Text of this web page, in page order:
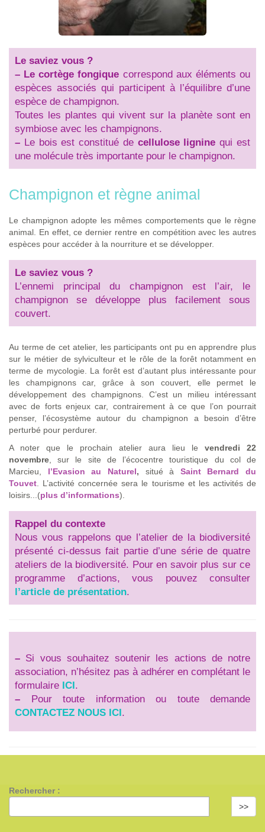
Le saviez vous ?
– Le cortège fongique correspond aux éléments ou
espèces associés qui participent à l’équilibre d’une
espèce de champignon.
Toutes les plantes qui vivent sur la planète sont en
symbiose avec les champignons.
– Le bois est constitué de cellulose ligninequi est
une molécule très importante pour le champignon.
Champignon et règne animal
Le champignon adopte les mêmes comportements que le règne
animal. En effet, ce dernier rentre en compétition avec les autres
espèces pour accéder à la nourriture et se développer.
Le saviez vous ?
L’ennemi principal du champignon est l’air, le
champignon se développe plus facilement sous
couvert.
Au terme de cet atelier, les participants ont pu en apprendre plus
sur le métier de sylviculteur et le rôle de la forêt notamment en
terme de mycologie. La forêt est d’autant plus intéressante pour
les champignons car, grâce à son couvert, elle permet le
développement des champignons. C’est un milieu intéressant
avec de forts enjeux car, contrairement à ce que l’on pourrait
penser, l’écosystème autour du champignon a besoin d’être
perturbé pour perdurer.
A noter que le prochain atelier aura lieu le vendredi 22
novembre, sur le site de l’écocentre touristique du col de
Marcieu, l’Evasion au Naturel, situé à Saint Bernard du
Touvet. L’activité concernée sera le tourisme et les activités de
loisirs...(plus d’informations).
Rappel du contexte
Nous vous rappelons que l’atelier de la biodiversité
présenté ci-dessus fait partie d’une série de quatre
ateliers de la biodiversité. Pour en savoir plus sur ce
programme d’actions, vous pouvez consulter
l’article de présentation.
– Si vous souhaitez soutenir les actions de notre
association, n’hésitez pas à adhérer en complétant le
formulaire ICI .
– Pour toute information ou toute demande
CONTACTEZ NOUS ICI .
Rechercher :
>>